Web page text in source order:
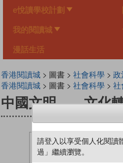
e悅讀學校計劃
我的閱讀城
漫話生活
香港閱讀城> 圖書 > 社會科學 > 政
香港閱讀城> 圖書 > 社會科學 > 社
中國文明 ── 文化
請登入以享受個人化閱讀
過」繼續瀏覽。